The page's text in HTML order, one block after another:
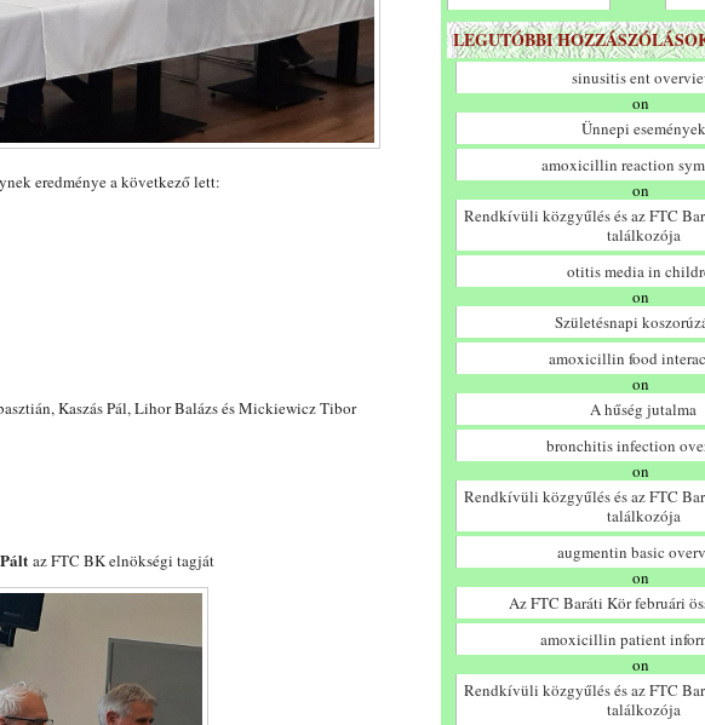
eredménye a következő lett:
Kaszás Pál, Lihor Balázs és Mickiewicz Tibor
az FTC BK elnökségi tagját
LEGUTÓBBI
sinusitis ent
on
Ünnepi események
amoxicillin reaction
on
Rendkívüli közgyűlés és az FTC
találkozója
otitis media in
on
Születésnapi
amoxicillin food
on
A hűség jutalma
bronchitis infection
on
Rendkívüli közgyűlés és az FTC
találkozója
augmentin basic
on
Az FTC Baráti Kör februári
amoxicillin patient
on
Rendkívüli közgyűlés és az FTC
találkozója